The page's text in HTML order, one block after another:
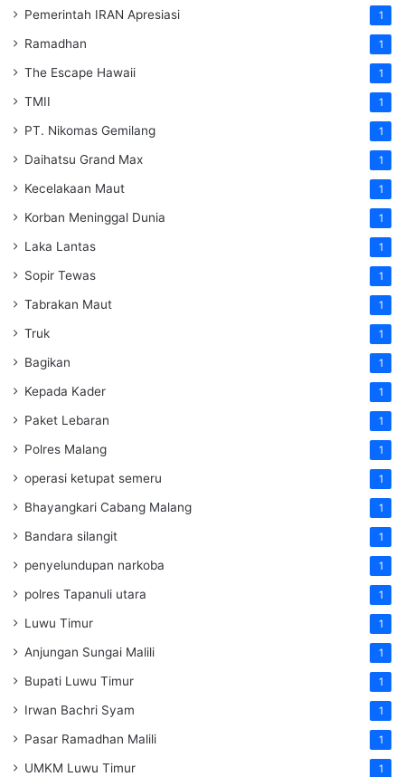
Pemerintah IRAN Apresiasi 1
Ramadhan 1
The Escape Hawaii 1
TMII 1
PT. Nikomas Gemilang 1
Daihatsu Grand Max 1
Kecelakaan Maut 1
Korban Meninggal Dunia 1
Laka Lantas 1
Sopir Tewas 1
Tabrakan Maut 1
Truk 1
Bagikan 1
Kepada Kader 1
Paket Lebaran 1
Polres Malang 1
operasi ketupat semeru 1
Bhayangkari Cabang Malang 1
Bandara silangit 1
penyelundupan narkoba 1
polres Tapanuli utara 1
Luwu Timur 1
Anjungan Sungai Malili 1
Bupati Luwu Timur 1
Irwan Bachri Syam 1
Pasar Ramadhan Malili 1
UMKM Luwu Timur 1